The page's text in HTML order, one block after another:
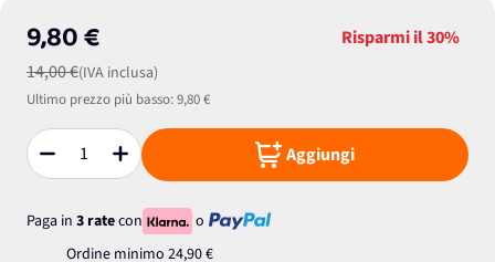
9,80 €
14,00 €(IVA inclusa)
Risparmi il30%
Ultimo prezzo più basso:9,80 €
Quantità Aggiungi
Paga in 3 ratecon
o
Ordine minimo 24,90 €